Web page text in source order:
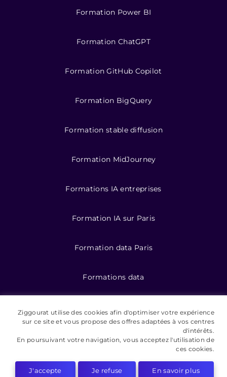
Formation Power BI
Formation ChatGPT
Formation GitHub Copilot
Formation BigQuery
Formation stable diffusion
Formation MidJourney
Formations IA entreprises
Formation IA sur Paris
Formation data Paris
Formations data
Mentions légales
Ziggourat utilise des cookies afin d'optimiser votre expérience
sur ce site et vous propose des offres adaptées à vos centres
d'intérêts.
En poursuivant votre navigation, vous acceptez l'utilisation de
ces cookies.
J'accepte Je refuse En savoir plus